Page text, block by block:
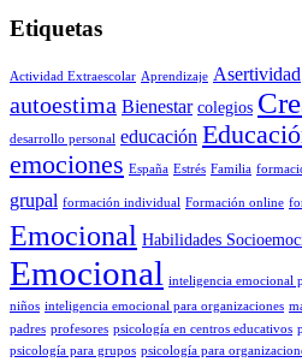
Etiquetas
Actividad Extraescolar Aprendizaje Asertividad
autoestima Bienestar colegios
desarrollo personal educación
emociones España Estrés Familia
grupal formación individual Formación online
Emocional Habilidades
Emocional inteligencia emocional
niños inteligencia emocional para organizaciones
padres profesores psicología en centros educativos
psicología para grupos psicología para